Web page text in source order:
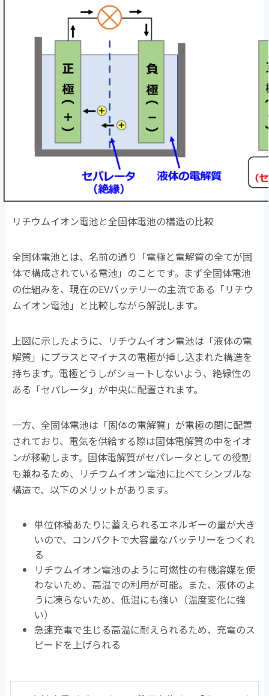
リチウムイオン電池と全固体電池の構造の比較
全固体電池とは、名前の通り「電極と電解質の全てが固
体で構成されている電池」のことです。まず全固体電池
の仕組みを、現在のEVバッテリーの主流である「リチウ
ムイオン電池」と比較しながら解説します。
上図に示したように、リチウムイオン電池は「液体の電
解質」にプラスとマイナスの電極が挿し込まれた構造を
持ちます。電極どうしがショートしないよう、絶縁性の
ある「セパレータ」が中央に配置されます。
一方、全固体電池は「固体の電解質」が電極の間に配置
されており、電気を供給する際は固体電解質の中をイオ
ンが移動します。固体電解質がセパレータとしての役割
も兼ねるため、リチウムイオン電池に比べてシンプルな
構造で、以下のメリットがあります。
単位体積あたりに蓄えられるエネルギーの量が大き
いので、コンパクトで大容量なバッテリーをつくれ
る
リチウムイオン電池のように可燃性の有機溶媒を使
わないため、高温での利用が可能。また、液体のよ
うに凍らないため、低温にも強い（温度変化に強
い）
急速充電で生じる高温に耐えられるため、充電のス
ピードを上げられる